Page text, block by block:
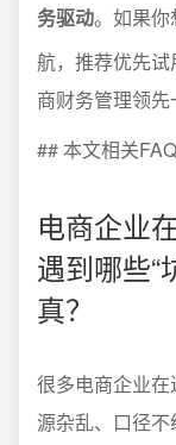
务驱动。如果你
航，推荐优先试
商财务管理领先
## 本文相关
电商企业
遇到哪些“
真？
很多电商企业
源杂乱、口径不